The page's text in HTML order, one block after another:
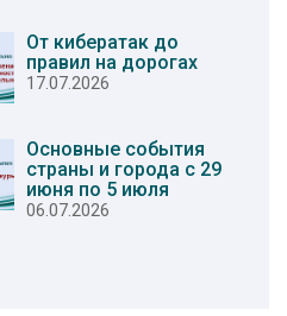
От кибератак до
правил на дорогах
17.07.2026
Основные события
страны и города с 29
июня по 5 июля
06.07.2026